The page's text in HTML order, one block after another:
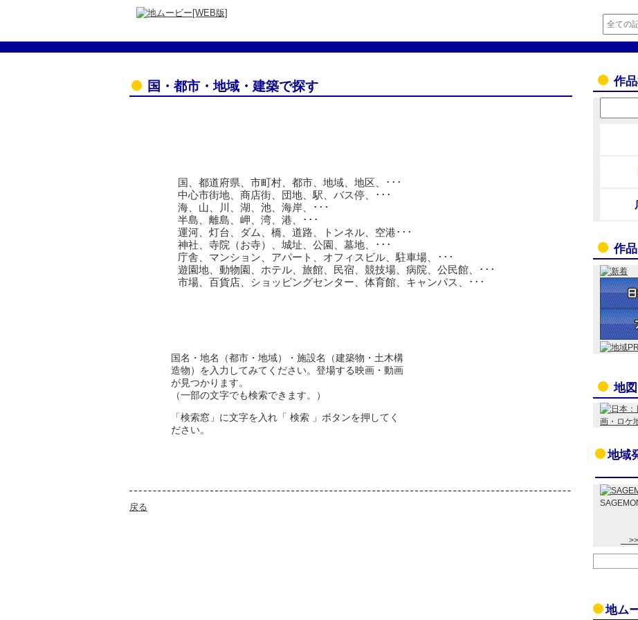
国・都市・地域・建築で探す
国、都道府県、市町村、都市、地域、地区、･･･
中心市街地、商店街、団地、駅、バス停、･･･
海、山、川、湖、池、海岸、･･･
半島、離島、岬、湾、港、･･･
運河、灯台、ダム、橋、道路、トンネル、空港･･･
神社、寺院（お寺）、城址、公園、墓地、･･･
庁舎、マンション、アパート、オフィスビル、駐車場、･･･
遊園地、動物園、ホテル、旅館、民宿、競技場、病院、公民館、･･･
市場、百貨店、ショッピングセンター、体育館、キャンパス、･･･
国名・地名（都市・地域）・施設名（建築物・土木構
造物）を入力してみてください。登場する映画・動画
が見つかります。
（一部の文字でも検索できます。）
「検索窓」に文字を入れ「 検索 」ボタンを押してく
ださい。
戻る
作
作品
地
地域
>>
地ム